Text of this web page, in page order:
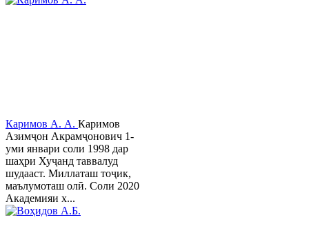
Каримов А. А. Каримов
Азимҷон Акрамҷонович 1-
уми январи соли 1998 дар
шаҳри Хуҷанд таввалуд
шудааст. Миллаташ тоҷик,
маълумоташ олӣ. Соли 2020
Академияи х...